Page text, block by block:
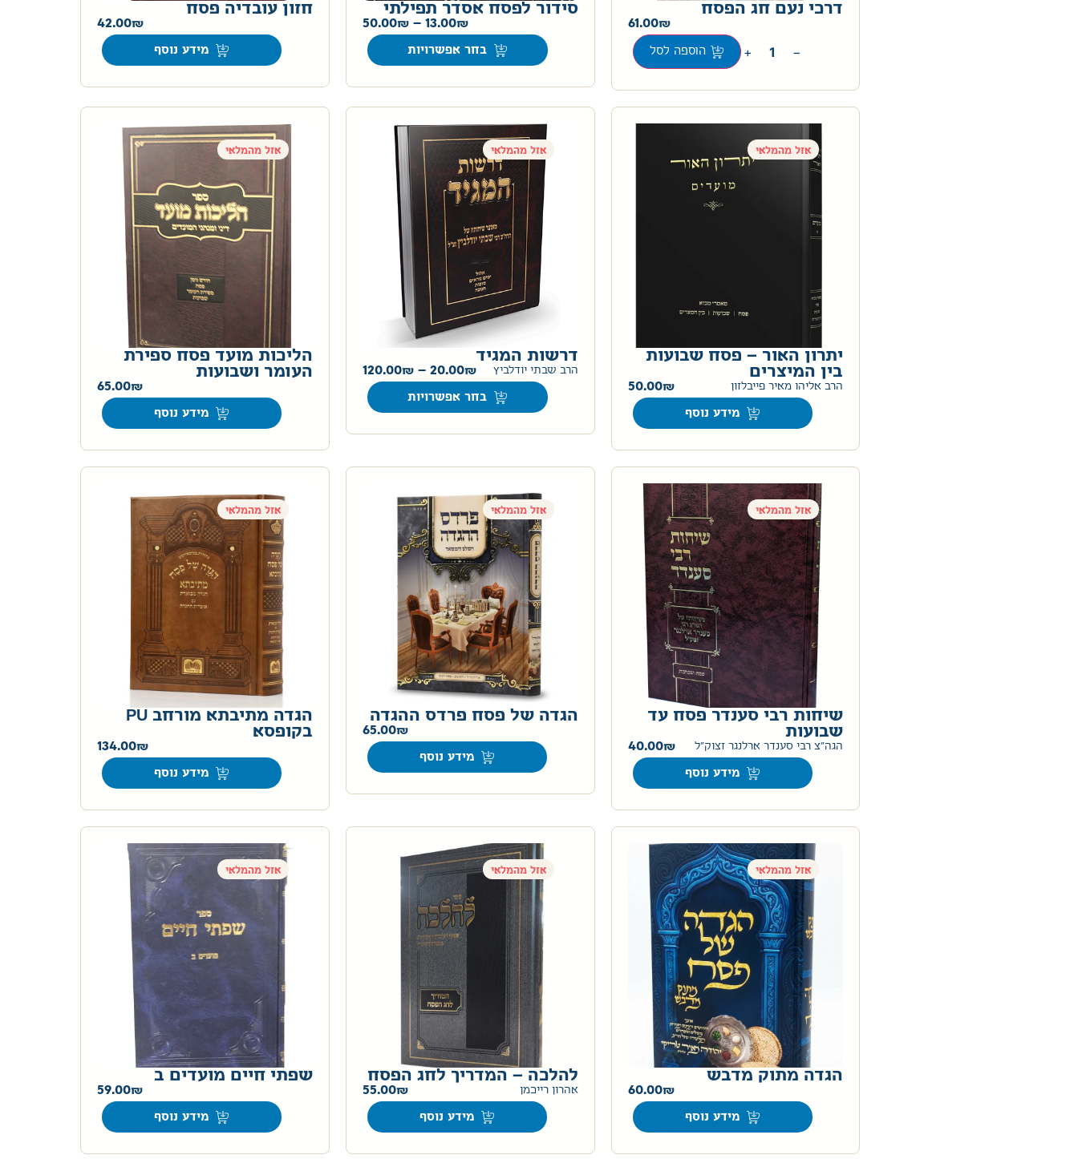
דרכי נעם חג הפסח
61.00
−
+ הוספה לסל
סידור לפסח אסדר תפילתי
13.00
–
50.00
בחר אפשרויות
חזון עובדיה פסח
42.00
מידע נוסף
אזל מהמלאי
יתרון האור – פסח שבועות
בין המיצרים
הרב אליהו מאיר פייבלזון 50.00
מידע נוסף
אזל מהמלאי
דרשות המגיד
הרב שבתי יודלביץ 20.00
–
120.00
בחר אפשרויות
אזל מהמלאי
הליכות מועד פסח ספירת
העומר ושבועות
65.00
מידע נוסף
אזל מהמלאי
שיחות רבי סענדר פסח עד
שבועות
הגה"צ רבי סענדר ארלנגר זצוק"ל 40.00
מידע נוסף
אזל מהמלאי
הגדה של פסח פרדס ההגדה
65.00
מידע נוסף
אזל מהמלאי
הגדה מתיבתא מורחב PU
בקופסא
134.00
מידע נוסף
אזל מהמלאי
הגדה מתוק מדבש
60.00
מידע נוסף
אזל מהמלאי
להלכה – המדריך לחג הפסח
אהרון רייכמן 55.00
מידע נוסף
אזל מהמלאי
שפתי חיים מועדים ב
59.00
מידע נוסף